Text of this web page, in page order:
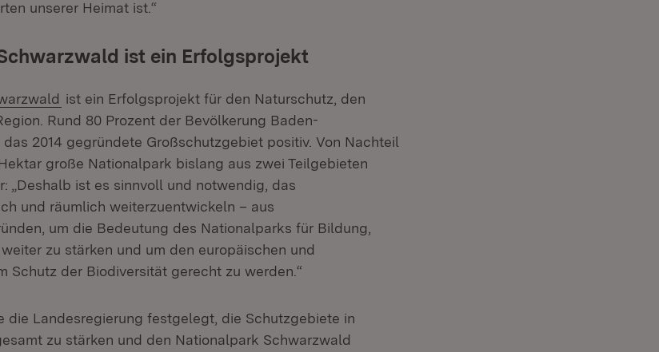
unserer Heimat ist.“
ist ein Erfolgsprojekt
(Öffnet in neuem Fenster)
ist ein Erfolgsprojekt für den Naturschutz, den
Rund 80 Prozent der Bevölkerung Baden-
2014 gegründete Großschutzgebiet positiv. Von Nachteil
große Nationalpark bislang aus zwei Teilgebieten
„Deshalb ist es sinnvoll und notwendig, das
und räumlich weiterzuentwickeln – aus
um die Bedeutung des Nationalparks für Bildung,
zu stärken und um den europäischen und
Schutz der Biodiversität gerecht zu werden.“
die Landesregierung festgelegt, die Schutzgebiete in
zu stärken und den Nationalpark Schwarzwald